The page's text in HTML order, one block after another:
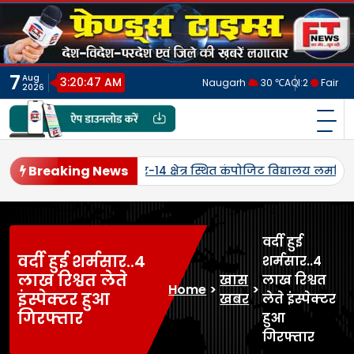
Skip
content
7 Aug
2026
3:20:50 AM Naugarh 30 ℃AQI:2 Fair
फ्रेंड्स टाइम्स
Breaking News
पांचवीं पुण्यतिथि पर स्व. कौशलेन्द्र प्रताप सिंह को दी श्रद्धांजलि,
वर्दी हुई शर्मसार..4
लाख रिश्वत लेते
इंस्पेक्टर हुआ
गिरफ्तार
Home >
खास
खबर
>
वर्दी हुई
शर्मसार..4
लाख रिश्वत
लेते इंस्पेक्टर
हुआ
गिरफ्तार